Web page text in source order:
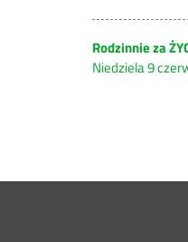
Rodzinnie za
Niedziela 9